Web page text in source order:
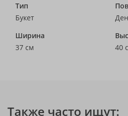
Тип
Букет
Ширина
37 см
40
Также часто ищут: